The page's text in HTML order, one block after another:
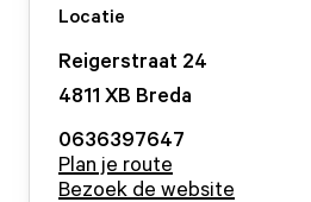
Locatie
Reigerstraat 24
4811 XB Breda
0636397647
Plan je route
Bezoek de website